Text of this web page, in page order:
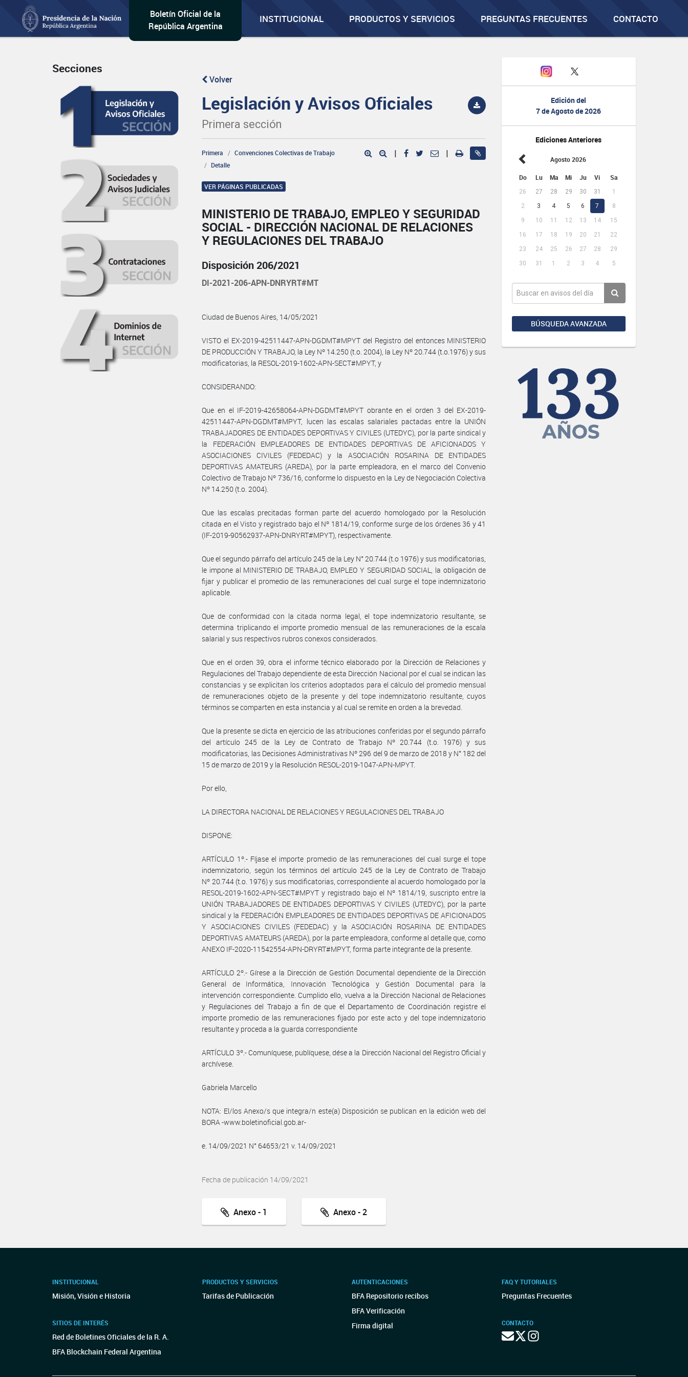
Boletín Oficial de la
República Argentina
INSTITUCIONAL PRODUCTOS Y SERVICIOS PREGUNTAS FRECUENTES CONTACTO
Edición del
7 de Agosto de 2026
Ediciones Anteriores
Agosto 2026
Do Lu Ma Mi Ju Vi Sa
26 27 28 29 30 31
1
2
3 4 5 6 7
8
9
10 11 12 13 14
15
16
17 18 19 20 21
22
23
24 25 26 27 28
29
30
31 1 2 3 4 5
BÚSQUEDA AVANZADA
Secciones
Volver
Legislación y Avisos Oficiales
Primera sección
Primera
Convenciones Colectivas de Trabajo
Detalle
| |
VER PÁGINAS PUBLICADAS
MINISTERIO DE TRABAJO, EMPLEO Y SEGURIDAD
SOCIAL - DIRECCIÓN NACIONAL DE RELACIONES
Y REGULACIONES DEL TRABAJO
Disposición 206/2021
DI-2021-206-APN-DNRYRT#MT
Ciudad de Buenos Aires, 14/05/2021
VISTO el EX-2019-42511447-APN-DGDMT#MPYT del Registro del entonces MINISTERIO
DE PRODUCCIÓN Y TRABAJO, la Ley Nº 14.250 (t.o. 2004), la Ley Nº 20.744 (t.o.1976) y sus
modificatorias, la RESOL-2019-1602-APN-SECT#MPYT, y
CONSIDERANDO:
Que en el IF-2019-42658064-APN-DGDMT#MPYT obrante en el orden 3 del EX-2019-
42511447-APN-DGDMT#MPYT, lucen las escalas salariales pactadas entre la UNIÓN
TRABAJADORES DE ENTIDADES DEPORTIVAS Y CIVILES (UTEDYC), por la parte sindical y
la FEDERACIÓN EMPLEADORES DE ENTIDADES DEPORTIVAS DE AFICIONADOS Y
ASOCIACIONES CIVILES (FEDEDAC) y la ASOCIACIÓN ROSARINA DE ENTIDADES
DEPORTIVAS AMATEURS (AREDA), por la parte empleadora, en el marco del Convenio
Colectivo de Trabajo Nº 736/16, conforme lo dispuesto en la Ley de Negociación Colectiva
Nº 14.250 (t.o. 2004).
Que las escalas precitadas forman parte del acuerdo homologado por la Resolución
citada en el Visto y registrado bajo el Nº 1814/19, conforme surge de los órdenes 36 y 41
(IF-2019-90562937-APN-DNRYRT#MPYT), respectivamente.
Que el segundo párrafo del artículo 245 de la Ley N° 20.744 (t.o 1976) y sus modificatorias,
le impone al MINISTERIO DE TRABAJO, EMPLEO Y SEGURIDAD SOCIAL, la obligación de
fijar y publicar el promedio de las remuneraciones del cual surge el tope indemnizatorio
aplicable.
Que de conformidad con la citada norma legal, el tope indemnizatorio resultante, se
determina triplicando el importe promedio mensual de las remuneraciones de la escala
salarial y sus respectivos rubros conexos considerados.
Que en el orden 39, obra el informe técnico elaborado por la Dirección de Relaciones y
Regulaciones del Trabajo dependiente de esta Dirección Nacional por el cual se indican las
constancias y se explicitan los criterios adoptados para el cálculo del promedio mensual
de remuneraciones objeto de la presente y del tope indemnizatorio resultante, cuyos
términos se comparten en esta instancia y al cual se remite en orden a la brevedad.
Que la presente se dicta en ejercicio de las atribuciones conferidas por el segundo párrafo
del artículo 245 de la Ley de Contrato de Trabajo Nº 20.744 (t.o. 1976) y sus
modificatorias, las Decisiones Administrativas Nº 296 del 9 de marzo de 2018 y N° 182 del
15 de marzo de 2019 y la Resolución RESOL-2019-1047-APN-MPYT.
Por ello,
LA DIRECTORA NACIONAL DE RELACIONES Y REGULACIONES DEL TRABAJO
DISPONE:
ARTÍCULO 1º.- Fíjase el importe promedio de las remuneraciones del cual surge el tope
indemnizatorio, según los términos del artículo 245 de la Ley de Contrato de Trabajo
Nº 20.744 (t.o. 1976) y sus modificatorias, correspondiente al acuerdo homologado por la
RESOL-2019-1602-APN-SECT#MPYT y registrado bajo el Nº 1814/19, suscripto entre la
UNIÓN TRABAJADORES DE ENTIDADES DEPORTIVAS Y CIVILES (UTEDYC), por la parte
sindical y la FEDERACIÓN EMPLEADORES DE ENTIDADES DEPORTIVAS DE AFICIONADOS
Y ASOCIACIONES CIVILES (FEDEDAC) y la ASOCIACIÓN ROSARINA DE ENTIDADES
DEPORTIVAS AMATEURS (AREDA), por la parte empleadora, conforme al detalle que, como
ANEXO IF-2020-11542554-APN-DRYRT#MPYT, forma parte integrante de la presente.
ARTÍCULO 2º.- Gírese a la Dirección de Gestión Documental dependiente de la Dirección
General de Informática, Innovación Tecnológica y Gestión Documental para la
intervención correspondiente. Cumplido ello, vuelva a la Dirección Nacional de Relaciones
y Regulaciones del Trabajo a fin de que el Departamento de Coordinación registre el
importe promedio de las remuneraciones fijado por este acto y del tope indemnizatorio
resultante y proceda a la guarda correspondiente
ARTÍCULO 3º.- Comuníquese, publíquese, dése a la Dirección Nacional del Registro Oficial y
archívese.
Gabriela Marcello
NOTA: El/los Anexo/s que integra/n este(a) Disposición se publican en la edición web del
BORA -www.boletinoficial.gob.ar-
e. 14/09/2021 N° 64653/21 v. 14/09/2021
Fecha de publicación 14/09/2021
Anexo - 1 Anexo - 2
INSTITUCIONAL
Misión, Visión e Historia
SITIOS DE INTERÉS
Red de Boletines Oficiales de la R. A.
BFA Blockchain Federal Argentina
PRODUCTOS Y SERVICIOS
Tarifas de Publicación
AUTENTICACIONES
BFA Repositorio recibos
BFA Verificación
Firma digital
FAQ Y TUTORIALES
Preguntas Frecuentes
CONTACTO